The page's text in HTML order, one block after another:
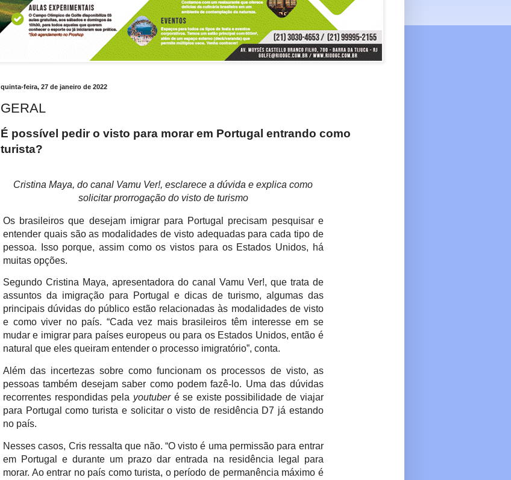
quinta-feira, 27 de janeiro de 2022
GERAL
É possível pedir o visto para morar em Portugal entrando como
turista?
Cristina Maya, do canal Vamu Ver!, esclarece a dúvida e explica como
solicitar prorrogação do visto de turismo
Os brasileiros que desejam imigrar para Portugal precisam pesquisar e
entender quais são as modalidades de visto adequadas para cada tipo de
pessoa. Isso porque, assim como os vistos para os Estados Unidos, há
muitas opções.
Segundo Cristina Maya, apresentadora do canal Vamu Ver!, que trata de
assuntos da imigração para Portugal e dicas de turismo, algumas das
principais dúvidas do público estão relacionadas às modalidades de visto
e como viver no país. “Cada vez mais brasileiros têm interesse em se
mudar e imigrar para países europeus ou para os Estados Unidos, então é
natural que eles queiram entender o processo imigratório”, conta.
Além das incertezas sobre como funcionam os processos de visto, as
pessoas também desejam saber como podem fazê-lo. Uma das dúvidas
recorrentes respondidas pela youtuberé se existe possibilidade de viajar
para Portugal como turista e solicitar o visto de residência D7 já estando
no país.
Nesses casos, Cris ressalta que não. “O visto é uma permissão para entrar
em Portugal e durante um prazo dar entrada na residência legal para
morar. Ao entrar no país como turista, o período de permanência máximo é